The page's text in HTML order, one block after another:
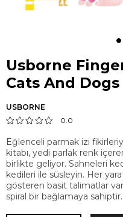
Usborne
Cats And Dogs
USBORNE
0.0
Eğlenceli parmak izi
kitabı, yedi parlak renk
birlikte geliyor. Sahneleri
kedileri ile süsleyin. Her
gösteren basit talimatlar
spiral bir bağlamaya sahiptir.